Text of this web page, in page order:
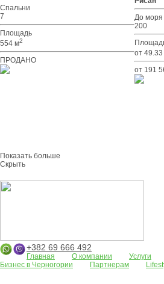
Спальни
7
Площадь
554 м2
ПРОДАНО
До моря
200
от
от 191
Показать больше
Скрыть
+382 69 666 492
Главная О компании
Услуги
Бизнес в Черногории
Партнерам